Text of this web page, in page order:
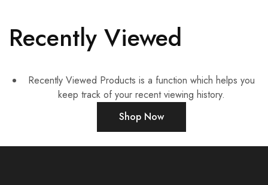
Recently Viewed
Recently Viewed Products is a function which helps you
keep track of your recent viewing history.
Shop Now